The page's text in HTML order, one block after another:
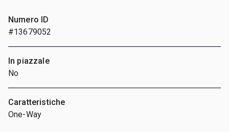
Numero ID
#13679052
In piazzale
No
Caratteristiche
One-Way